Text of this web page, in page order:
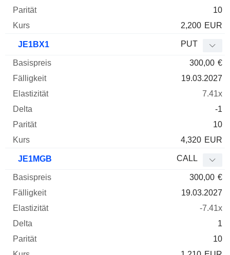
10
2,200 EUR
JE1BX1 PUT
300,00 €
19.03.2027
7.41x
-1
10
4,320 EUR
JE1MGB CALL
300,00 €
19.03.2027
-7.41x
1
10